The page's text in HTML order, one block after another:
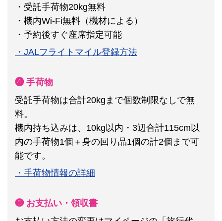
・受託手荷物20kg無料
・機内Wi-Fi無料（機材による）
・予約後すぐ座席指定可能
・JALフライトマイル登録方法
❹ 手荷物
受託手荷物は合計20kgまで個数制限なしで無
料。
機内持ち込みは、10kg以内・3辺合計115cm以
内の手荷物1個＋身の回り品1個の計2個まで可
能です。
・手荷物情報の詳細
❺ お支払い・領収書